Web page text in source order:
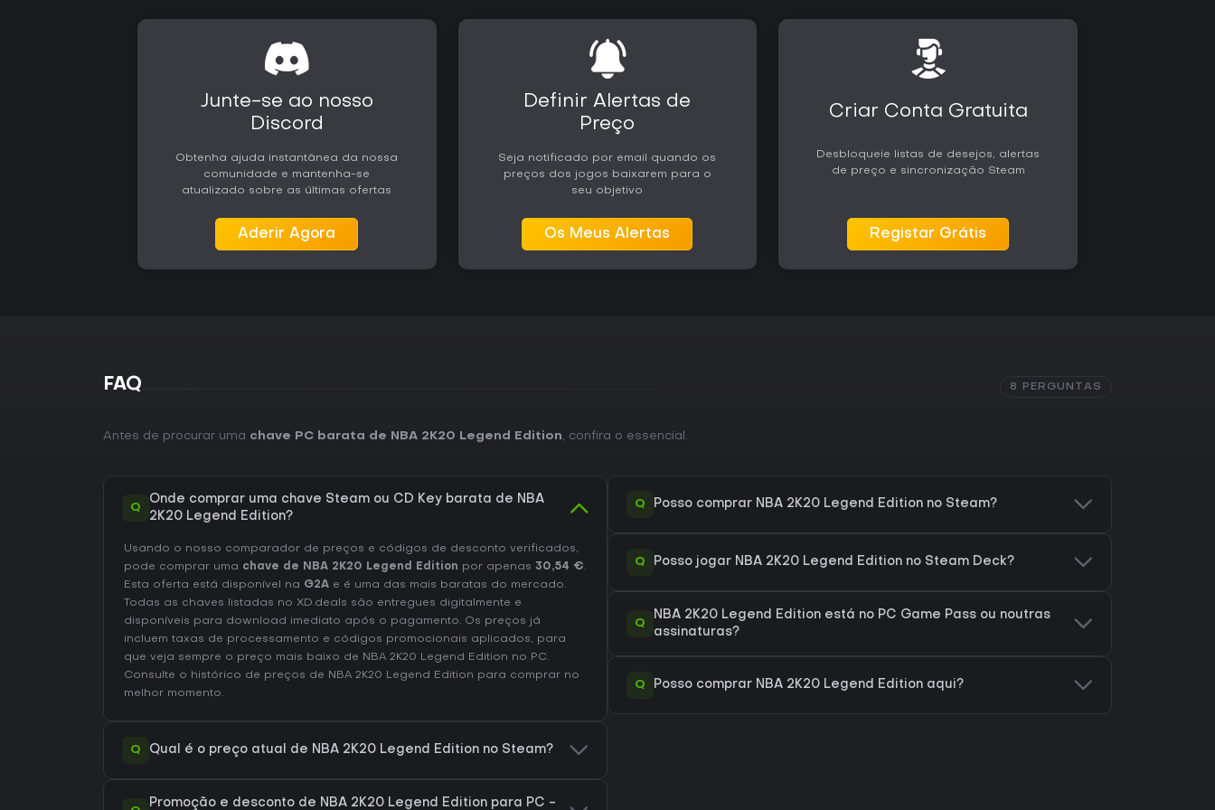
limitações devido ao desligamento dos servidores. O jogo atende bem fãs que
preferem gestão offline e basquete de exibição em vez de ambientes
multiplayer ao vivo. A recepção destaca melhorias em várias mecânicas,
embora alguns sistemas de progressão possam parecer restritivos em certos
modos.
Junte-se ao nosso
Discord
Obtenha ajuda instantânea da nossa
comunidade e mantenha-se
atualizado sobre as últimas ofertas
Aderir Agora
Definir Alertas de
Preço
Seja notificado por email quando os
preços dos jogos baixarem para o
seu objetivo
Os Meus Alertas
Criar Conta Gratuita
Desbloqueie listas de desejos, alertas
de preço e sincronização Steam
Registar Grátis
FAQ 8 PERGUNTAS
Antes de procurar uma chave PC barata de NBA 2K20 Legend Edition, confira o essencial.
Q
Onde comprar uma chave Steam ou CD Key barata de NBA
2K20 Legend Edition?
Usando o nosso comparador de preços e códigos de desconto verificados,
pode comprar uma chave de NBA 2K20 Legend Edition por apenas 30,54 €.
Esta oferta está disponível na G2A e é uma das mais baratas do mercado.
Todas as chaves listadas no XD.deals são entregues digitalmente e
disponíveis para download imediato após o pagamento. Os preços já
incluem taxas de processamento e códigos promocionais aplicados, para
que veja sempre o preço mais baixo de NBA 2K20 Legend Edition no PC.
Consulte o histórico de preços de NBA 2K20 Legend Edition para comprar no
melhor momento.
Q Qual é o preço atual de NBA 2K20 Legend Edition no Steam?
Promoção e desconto de NBA 2K20 Legend Edition para PC -
Q Posso comprar NBA 2K20 Legend Edition no Steam?
Q Posso jogar NBA 2K20 Legend Edition no Steam Deck?
Q
NBA 2K20 Legend Edition está no PC Game Pass ou noutras
assinaturas?
Q Posso comprar NBA 2K20 Legend Edition aqui?